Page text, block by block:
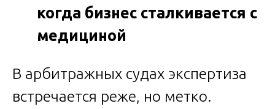
когда бизнес сталкивается с
медициной
В арбитражных судах экспертиза
встречается реже, но метко.